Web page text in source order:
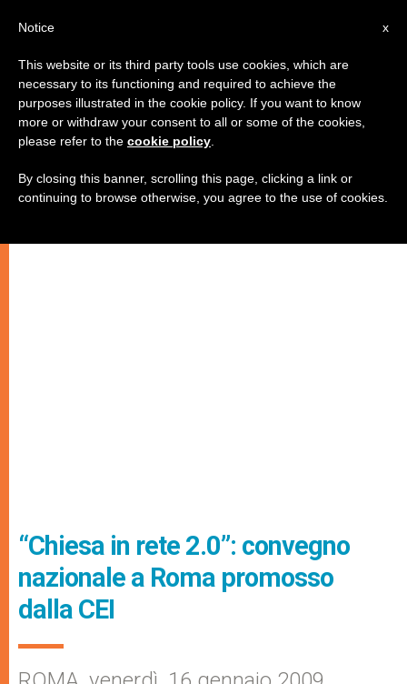
“Chiesa in rete 2.0”: convegno
nazionale a Roma promosso
dalla CEI
x
Notice
This website or its third party tools use cookies, which are
necessary to its functioning and required to achieve the
purposes illustrated in the cookie policy. If you want to know
more or withdraw your consent to all or some of the cookies,
please refer to the cookie policy
By closing this banner, scrolling this page, clicking a link or
continuing to browse otherwise, you agree to the use of cookies.